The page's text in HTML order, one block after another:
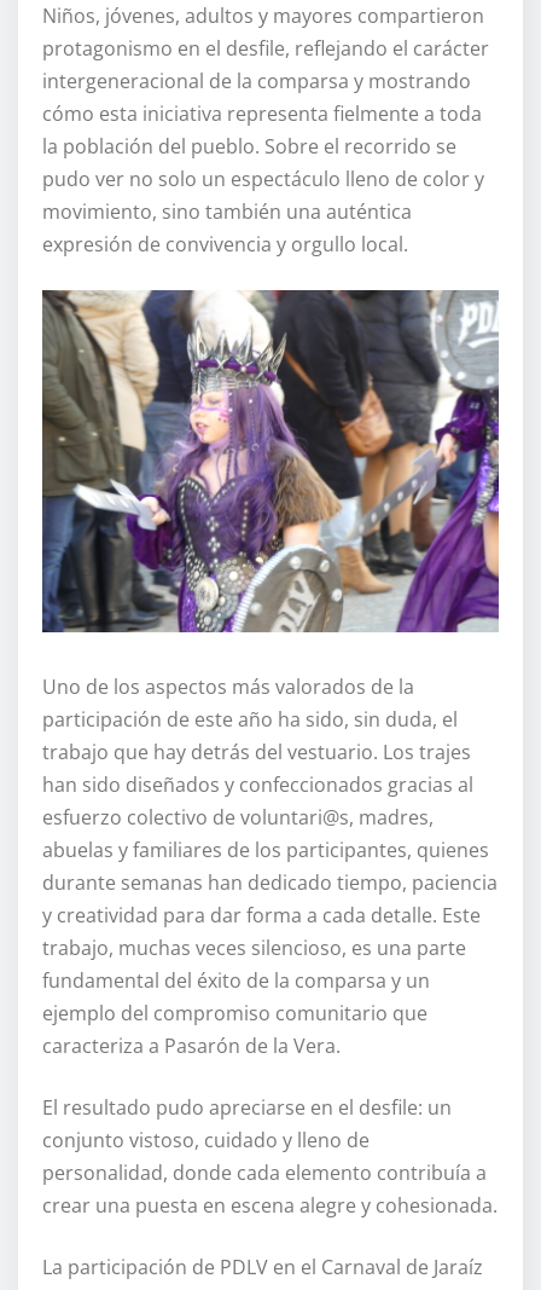
Niños, jóvenes, adultos y mayores compartieron
protagonismo en el desfile, reflejando el carácter
intergeneracional de la comparsa y mostrando
cómo esta iniciativa representa fielmente a toda
la población del pueblo. Sobre el recorrido se
pudo ver no solo un espectáculo lleno de color y
movimiento, sino también una auténtica
expresión de convivencia y orgullo local.
Uno de los aspectos más valorados de la
participación de este año ha sido, sin duda, el
trabajo que hay detrás del vestuario. Los trajes
han sido diseñados y confeccionados gracias al
esfuerzo colectivo de voluntari@s, madres,
abuelas y familiares de los participantes, quienes
durante semanas han dedicado tiempo, paciencia
y creatividad para dar forma a cada detalle. Este
trabajo, muchas veces silencioso, es una parte
fundamental del éxito de la comparsa y un
ejemplo del compromiso comunitario que
caracteriza a Pasarón de la Vera.
El resultado pudo apreciarse en el desfile: un
conjunto vistoso, cuidado y lleno de
personalidad, donde cada elemento contribuía a
crear una puesta en escena alegre y cohesionada.
La participación de PDLV en el Carnaval de Jaraíz